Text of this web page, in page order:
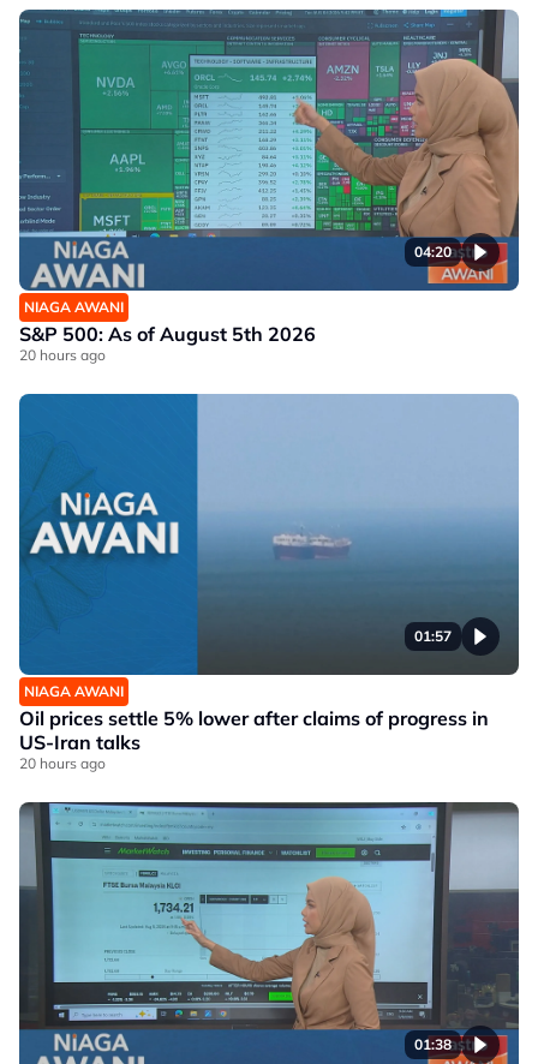
04:20
NIAGA AWANI
S&P 500: As of August 5th 2026
20 hours ago
01:57
NIAGA AWANI
Oil prices settle 5% lower after claims of progress in
US-Iran talks
20 hours ago
01:38